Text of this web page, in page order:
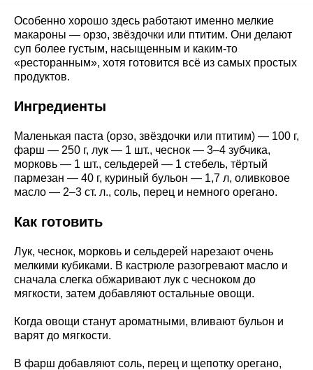
Особенно хорошо здесь работают именно мелкие
макароны — орзо, звёздочки или птитим. Они делают
суп более густым, насыщенным и каким-то
«ресторанным», хотя готовится всё из самых простых
продуктов.
Ингредиенты
Маленькая паста (орзо, звёздочки или птитим) — 100 г,
фарш — 250 г, лук — 1 шт., чеснок — 3–4 зубчика,
морковь — 1 шт., сельдерей — 1 стебель, тёртый
пармезан — 40 г, куриный бульон — 1,7 л, оливковое
масло — 2–3 ст. л., соль, перец и немного орегано.
Как готовить
Лук, чеснок, морковь и сельдерей нарезают очень
мелкими кубиками. В кастрюле разогревают масло и
сначала слегка обжаривают лук с чесноком до
мягкости, затем добавляют остальные овощи.
Когда овощи станут ароматными, вливают бульон и
варят до мягкости.
В фарш добавляют соль, перец и щепотку орегано,